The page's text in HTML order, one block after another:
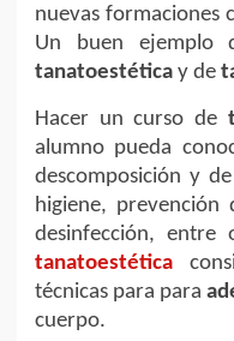
nuevas formaciones
Un buen
tanatoestética y de
Hacer un curso de
alumno pueda
descomposición y
higiene, prevención
desinfección, entre
tanatoestética
técnicas para para
cuerpo.